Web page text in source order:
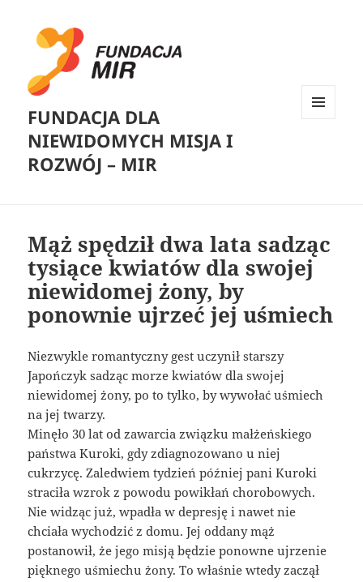
FUNDACJA DLA
NIEWIDOMYCH MISJA I
ROZWÓJ – MIR
Mąż spędził dwa lata sadząc
tysiące kwiatów dla swojej
niewidomej żony, by
ponownie ujrzeć jej uśmiech
Niezwykle romantyczny gest uczynił starszy
Japończyk sadząc morze kwiatów dla swojej
niewidomej żony, po to tylko, by wywołać uśmiech
na jej twarzy.
Minęło 30 lat od zawarcia związku małżeńskiego
państwa Kuroki, gdy zdiagnozowano u niej
cukrzycę. Zaledwiem tydzień później pani Kuroki
straciła wzrok z powodu powikłań chorobowych.
Nie widząc już, wpadła w depresję i nawet nie
chciała wychodzić z domu. Jej oddany mąż
postanowił, że jego misją będzie ponowne ujrzenie
pięknego uśmiechu żony. To właśnie wtedy zaczął